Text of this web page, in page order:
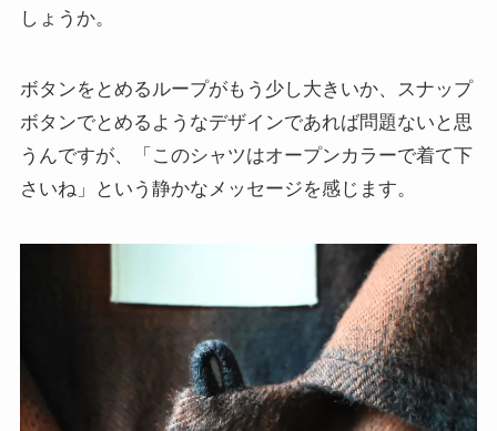
しょうか。
ボタンをとめるループがもう少し大きいか、スナップ
ボタンでとめるようなデザインであれば問題ないと思
うんですが、「このシャツはオープンカラーで着て下
さいね」という静かなメッセージを感じます。